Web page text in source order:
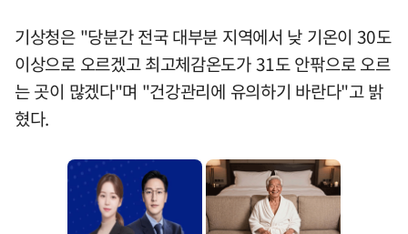
기상청은 "당분간 전국 대부분 지역에서 낮 기온이 30도
이상으로 오르겠고 최고체감온도가 31도 안팎으로 오르
는 곳이 많겠다"며 "건강관리에 유의하기 바란다"고 밝
혔다.